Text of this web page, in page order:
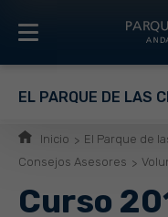
EL PARQUE DE LAS
Inicio El Parque de
Consejos Asesores
Curso